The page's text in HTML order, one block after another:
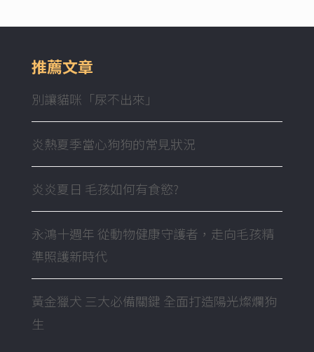
推薦文章
別讓貓咪「尿不出來」
炎熱夏季當心狗狗的常見狀況
炎炎夏日 毛孩如何有食慾?
永鴻十週年 從動物健康守護者，走向毛孩精
準照護新時代
黃金獵犬 三大必備關鍵 全面打造陽光燦爛狗
生